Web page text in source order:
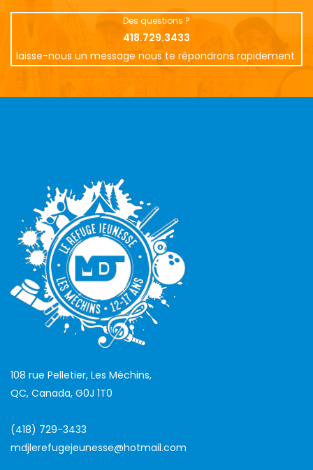
Des questions ?
418.729.3433
laisse-nous un message nous te répondrons rapidement.
108 rue Pelletier, Les Méchins,
QC, Canada, G0J 1T0
(418) 729-3433
mdjlerefugejeunesse@hotmail.com